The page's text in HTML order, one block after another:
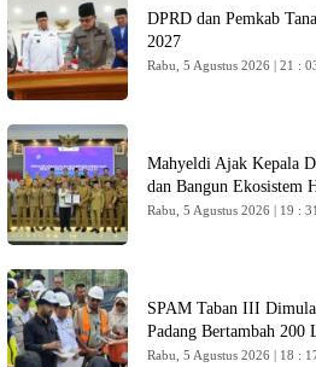
DPRD dan Pemkab
2027
Rabu, 5 Agustus 2026 | 21 :
Mahyeldi Ajak Kepala
dan Bangun Ekosistem
Rabu, 5 Agustus 2026 | 19 : 31
SPAM Taban III
Padang Bertambah
Rabu, 5 Agustus 2026 | 18 :